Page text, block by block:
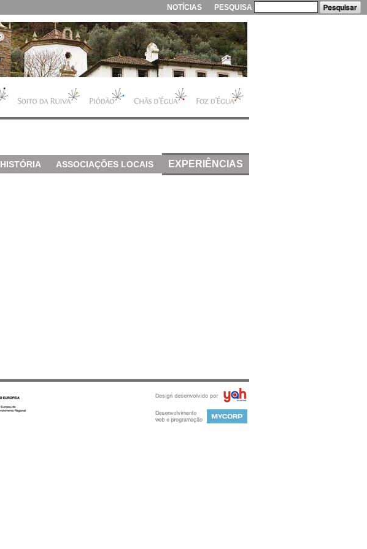
PESQUISA
NOTÍCIAS
EXPERIÊNCIAS
ASSOCIAÇÕES LOCAIS
HISTÓRIA